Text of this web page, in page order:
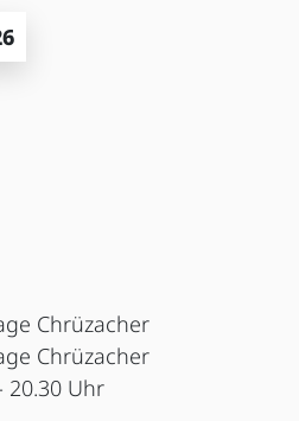
Chrüzacher
Chrüzacher
20.30 Uhr